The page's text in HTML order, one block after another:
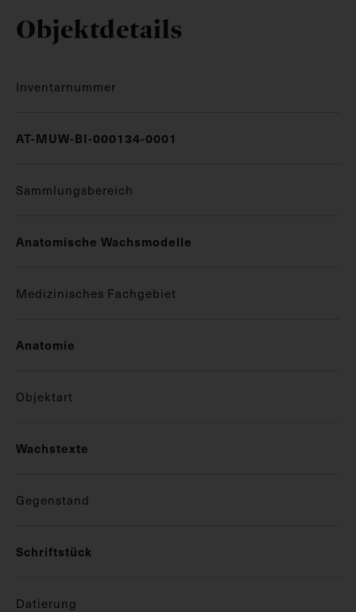
Objektdetails
Inventarnummer
AT-MUW-BI-000134-0001
Sammlungsbereich
Anatomische Wachsmodelle
Medizinisches Fachgebiet
Anatomie
Objektart
Wachstexte
Gegenstand
Schriftstück
Datierung